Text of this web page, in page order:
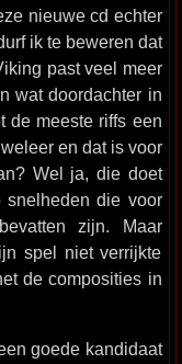
nieuwe cd echter
ik te beweren dat
past veel meer
wat doordachter in
de meeste riffs een
en dat is voor
Wel ja, die doet
die voor
zijn. Maar
spel niet verrijkte
de composities in
goede kandidaat